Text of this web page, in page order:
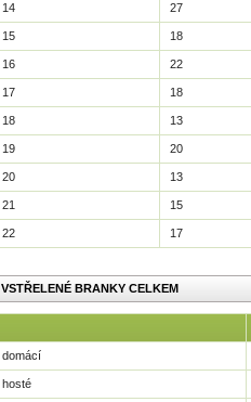
14 27
15 18
16 22
17 18
18 13
19 20
20 13
21 15
22 17
VSTŘELENÉ BRANKY CELKEM
domácí
hosté